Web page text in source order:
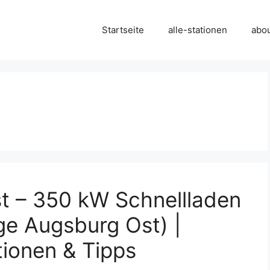
Startseite alle-stationen
– 350 kW Schnellladen
Augsburg Ost) |
& Tipps